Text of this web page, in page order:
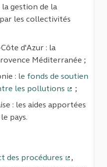
la gestion de la
les collectivités
d'Azur : la
Méditerranée ;
: le fonds de soutien
les pollutions
;
: les aides apportées
pays.
des procédures
,